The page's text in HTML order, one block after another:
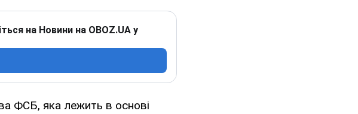
на Новини на OBOZ.UA у
ФСБ, яка лежить в основі